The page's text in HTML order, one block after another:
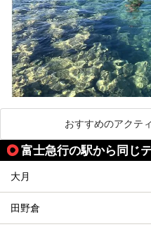
おすすめのアクテ
富士急行の駅から同じ
大月
田野倉